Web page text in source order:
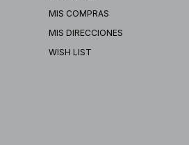
MIS COMPRAS
MIS DIRECCIONES
WISH LIST